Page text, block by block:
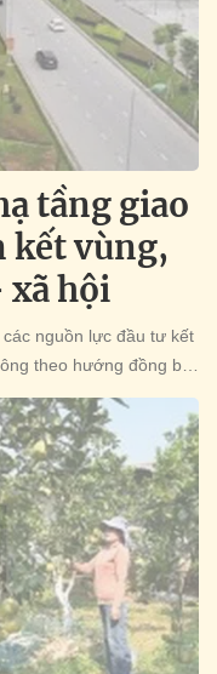
tầng giao
kết vùng,
hội
nguồn lực đầu tư kết
theo hướng đồng bộ,
thúc đẩy kinh tế - xã